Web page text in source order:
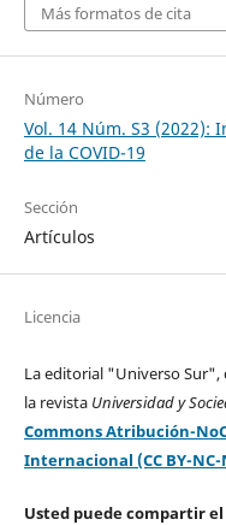
Más formatos de cita
Número
Vol. 14 Núm. S3 (2022):
de la COVID-19
Sección
Artículos
Licencia
La editorial "Universo Sur",
la revista Universidad y
Commons Atribución-
Internacional (CC BY-NC-
Usted puede compartir